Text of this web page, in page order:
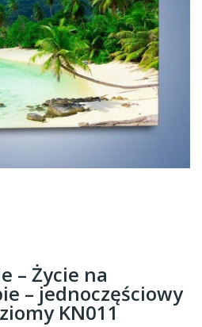
– Życie na
– jednoczęściowy
KN011